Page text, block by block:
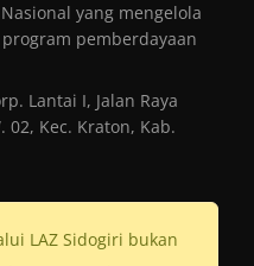
yang mengelola
pemberdayaan
Lantai I, Jalan Raya
02, Kec. Kraton, Kab.
LAZ Sidogiri bukan